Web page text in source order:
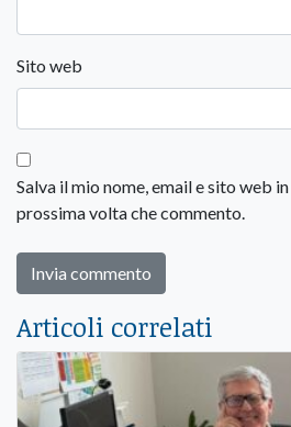
Sito web
Salva il mio nome, email e sito web
prossima volta che commento.
Articoli correlati